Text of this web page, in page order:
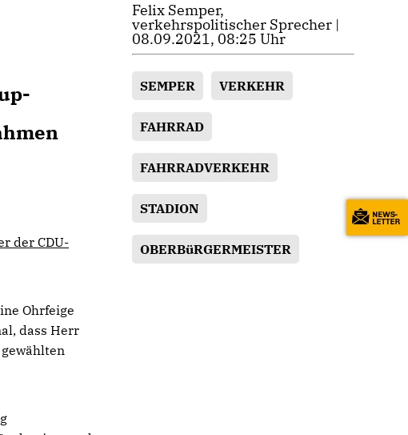
der CDU-
Ohrfeige
dass Herr
Felix Semper,
verkehrspolitischer Sprecher |
08.09.2021, 08:25 Uhr
SEMPER VERKEHR
FAHRRAD
FAHRRADVERKEHR
STADION
OBERBüRGERMEISTER